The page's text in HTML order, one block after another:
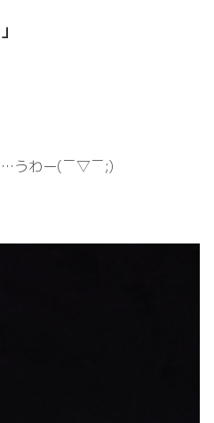
…うわー(￣▽￣;)